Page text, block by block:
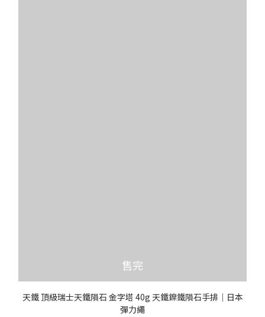
售完
天鐵 頂級瑞士天鐵隕石 金字塔 40g 天鐵鎳鐵隕石手排｜日本
彈力繩